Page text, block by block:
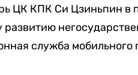
ЦК КПК Си Цзиньпин в
служба мобильного